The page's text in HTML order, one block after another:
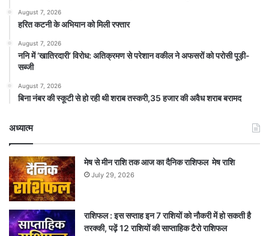
August 7, 2026
हरित कटनी के अभियान को मिली रफ्तार
August 7, 2026
ननि में ‘खातिरदारी’ विरोध: अतिक्रमण से परेशान वकील ने अफसरों को परोसी पूड़ी-
सब्जी
August 7, 2026
बिना नंबर की स्कूटी से हो रही थी शराब तस्करी,35 हजार की अवैध शराब बरामद
अध्यात्म
मेष से मीन राशि तक आज का दैनिक राशिफल मेष राशि
July 29, 2026
राशिफल : इस सप्ताह इन 7 राशियों को नौकरी में हो सकती है
तरक्की, पढ़ें 12 राशियों की साप्ताहिक टैरो राशिफल